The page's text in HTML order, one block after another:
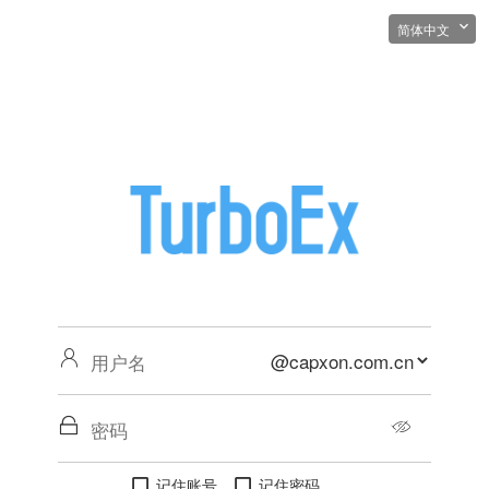


 
记住账号 记住密码